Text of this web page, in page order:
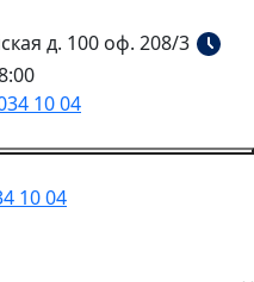
д. 100 оф. 208/3
10 04
10 04